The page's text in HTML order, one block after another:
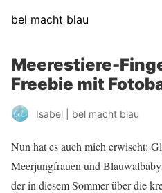
bel macht blau
Meerestiere-
Freebie mit
Isabel | bel macht blau
Nun hat es auch mich erwischt:
Meerjungfrauen und
der in diesem Sommer über die